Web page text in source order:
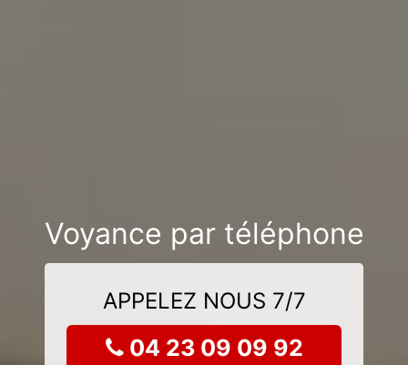
Voyance par téléphone
APPELEZ NOUS 7/7
04 23 09 09 92